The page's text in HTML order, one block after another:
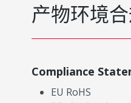
产物环境
Compliance
EU RoHS